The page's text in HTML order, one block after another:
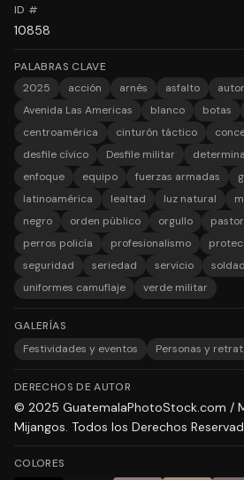
ID #
10858
PALABRAS CLAVE
2025
acción arnés asfalto
Avenida Las Americas
blanco botas
centroamérica
cinturón táctico
desfile cívico
Desfile militar
enfoque
equipo fuerzas armadas
latinoamérica
lealtad luz natural
negro
orden público orgullo
perros policía
profesionalismo
seguridad
seriedad servicio
uniformes camuflaje
verde militar
GALERÍAS
Festividades y eventos
Personas y
DERECHOS DE AUTOR
© 2025 GuatemalaPhotoStock.com /
Mijangos. Todos los Derechos
COLORES